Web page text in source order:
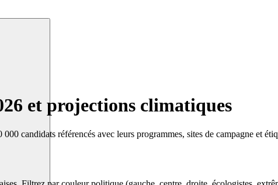
et projections climatiques
candidats référencés avec leurs programmes, sites de campagne et